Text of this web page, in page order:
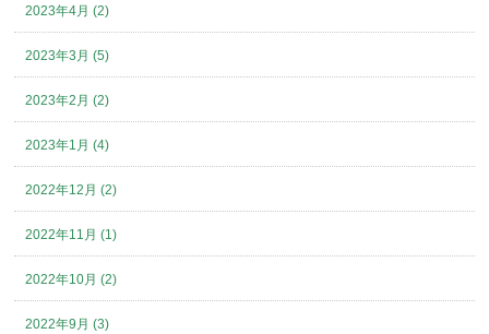
2023年4月 (2)
2023年3月 (5)
2023年2月 (2)
2023年1月 (4)
2022年12月 (2)
2022年11月 (1)
2022年10月 (2)
2022年9月 (3)